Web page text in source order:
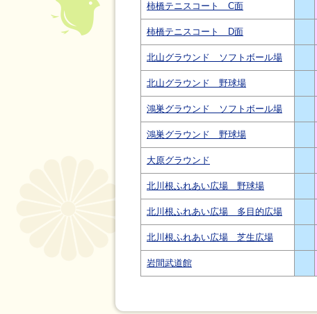
柿橋テニスコート C面
柿橋テニスコート D面
北山グラウンド ソフトボール場
北山グラウンド 野球場
鴻巣グラウンド ソフトボール場
鴻巣グラウンド 野球場
大原グラウンド
北川根ふれあい広場 野球場
北川根ふれあい広場 多目的広場
北川根ふれあい広場 芝生広場
岩間武道館